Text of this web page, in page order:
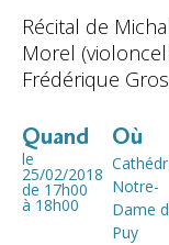
Récital de
Morel
Frédérique
Quand
le
25/02/2018
de 17h00
à 18h00
Où
Notre-
Dame
Puy